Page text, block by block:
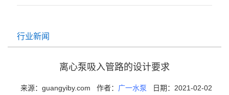
行业新闻
离心泵吸入管路的设计要求
来源：guangyiby.com 作者： 广一水泵
日期：2021-02-02